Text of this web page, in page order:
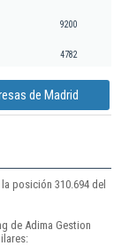
9200
4782
de Madrid
posición 310.694 del
de Adima Gestion